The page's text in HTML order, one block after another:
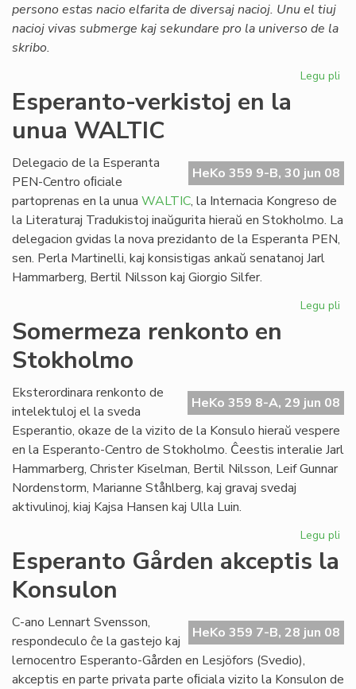
persono estas nacio elfarita de diversaj nacioj. Unu el tiuj
nacioj vivas submerge kaj sekundare pro la universo de la
skribo.
Legu pli
Esperanto-verkistoj en la
unua WALTIC
HeKo 359 9-B, 30 jun 08
Delegacio de la Esperanta
PEN-Centro oﬁciale
partoprenas en la unua WALTIC, la Internacia Kongreso de
la Literaturaj Tradukistoj inaŭgurita hieraŭ en Stokholmo. La
delegacion gvidas la nova prezidanto de la Esperanta PEN,
sen. Perla Martinelli, kaj konsistigas ankaŭ senatanoj Jarl
Hammarberg, Bertil Nilsson kaj Giorgio Silfer.
Legu pli
Somermeza renkonto en
Stokholmo
HeKo 359 8-A, 29 jun 08
Eksterordinara renkonto de
intelektuloj el la sveda
Esperantio, okaze de la vizito de la Konsulo hieraŭ vespere
en la Esperanto-Centro de Stokholmo. Ĉeestis interalie Jarl
Hammarberg, Christer Kiselman, Bertil Nilsson, Leif Gunnar
Nordenstorm, Marianne Ståhlberg, kaj gravaj svedaj
aktivulinoj, kiaj Kajsa Hansen kaj Ulla Luin.
Legu pli
Esperanto Gården akceptis la
Konsulon
HeKo 359 7-B, 28 jun 08
C-ano Lennart Svensson,
respondeculo ĉe la gastejo kaj
lernocentro Esperanto-Gården en Lesjöfors (Svedio),
akceptis en parte privata parte oﬁciala vizito la Konsulon de